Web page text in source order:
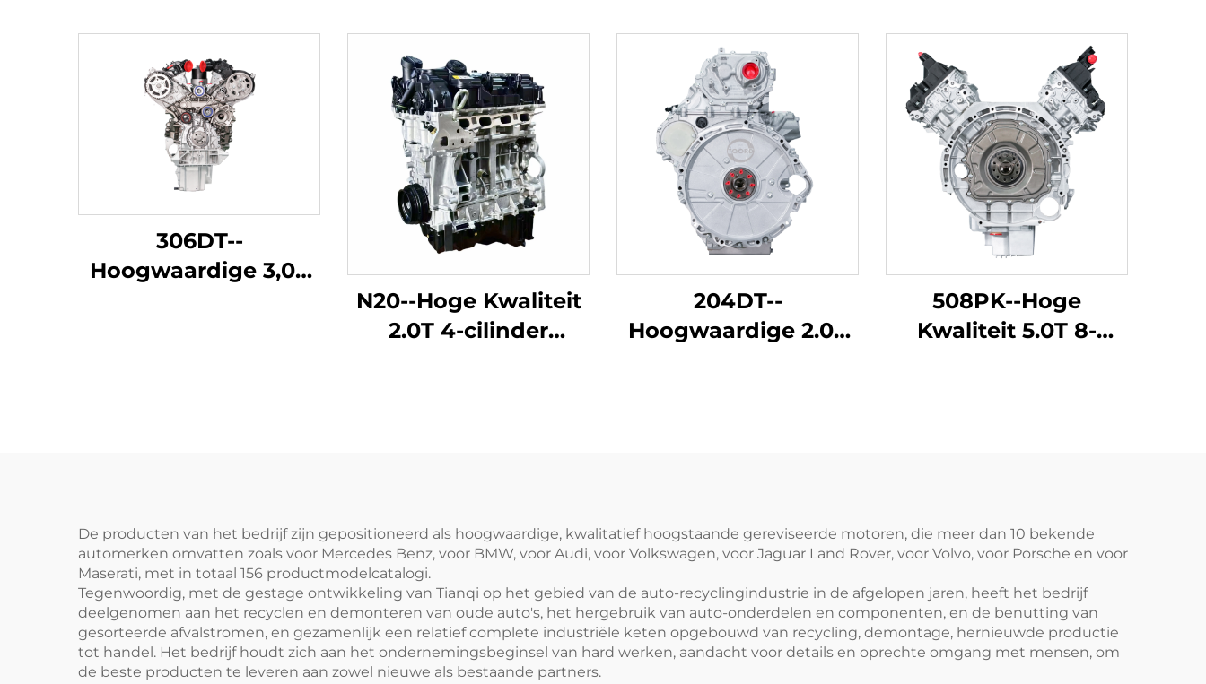
306DT--
Hoogwaardige 3,0T
Range Rover Star en
andere modellen
N20--Hoge Kwaliteit
2.0T 4-cilinder
204DT--
Hoogwaardige 2.0T
Edition, Range Rover
Aurora, Range Rover
Star Vein, Discovery
Five en andere
modellen
508PK--Hoge
Kwaliteit 5.0T 8-
Vein Guardian
Jaguar F-TYPE, XJ en
andere modellen
De producten van het bedrijf zijn gepositioneerd als hoogwaardige, kwalitatief hoogstaande gereviseerde motoren, die meer dan 10 bekende
automerken omvatten zoals voor Mercedes Benz, voor BMW, voor Audi, voor Volkswagen, voor Jaguar Land Rover, voor Volvo, voor Porsche en voor
Maserati, met in totaal 156 productmodelcatalogi.
Tegenwoordig, met de gestage ontwikkeling van Tianqi op het gebied van de auto-recyclingindustrie in de afgelopen jaren, heeft het bedrijf
deelgenomen aan het recyclen en demonteren van oude auto's, het hergebruik van auto-onderdelen en componenten, en de benutting van
gesorteerde afvalstromen, en gezamenlijk een relatief complete industriële keten opgebouwd van recycling, demontage, hernieuwde productie
tot handel. Het bedrijf houdt zich aan het ondernemingsbeginsel van hard werken, aandacht voor details en oprechte omgang met mensen, om
de beste producten te leveren aan zowel nieuwe als bestaande partners.